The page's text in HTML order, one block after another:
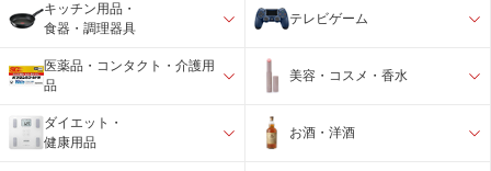
キッチン用品・
食器・調理器具
テレビゲーム
医薬品・コンタクト・介護用
品
美容・コスメ・香水
ダイエット・
健康用品
お酒・洋酒